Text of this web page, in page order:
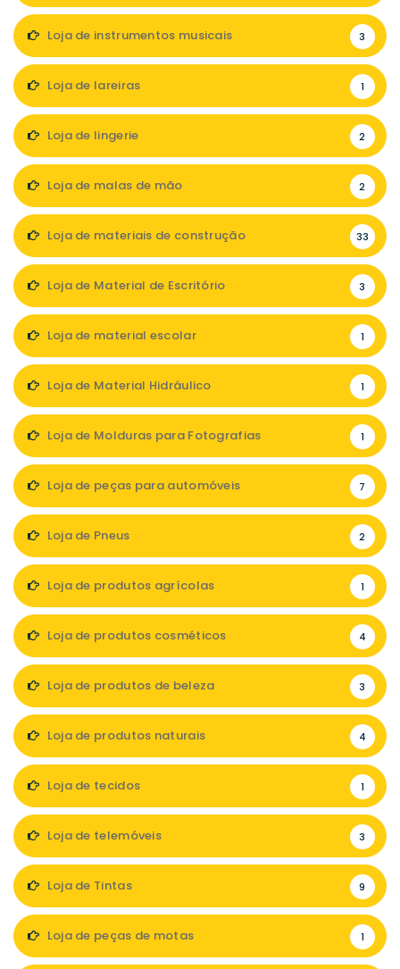
Loja de instrumentos musicais 3
Loja de lareiras 1
Loja de lingerie 2
Loja de malas de mão 2
Loja de materiais de construção 33
Loja de Material de Escritório 3
Loja de material escolar 1
Loja de Material Hidráulico 1
Loja de Molduras para Fotografias 1
Loja de peças para automóveis 7
Loja de Pneus 2
Loja de produtos agrícolas 1
Loja de produtos cosméticos 4
Loja de produtos de beleza 3
Loja de produtos naturais 4
Loja de tecidos 1
Loja de telemóveis 3
Loja de Tintas 9
Loja de peças de motas 1